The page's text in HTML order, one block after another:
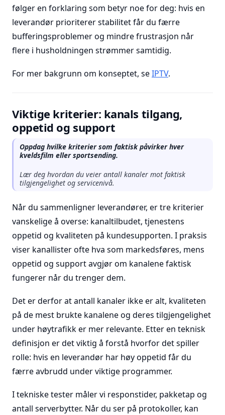
følger en forklaring som betyr noe for deg: hvis en
leverandør prioriterer stabilitet får du færre
bufferingsproblemer og mindre frustrasjon når
flere i husholdningen strømmer samtidig.
For mer bakgrunn om konseptet, seIPTV.
Viktige kriterier: kanals tilgang,
oppetid og support
Oppdag hvilke kriterier som faktisk påvirker hver
kveldsfilm eller sportsending.
Lær deg hvordan du veier antall kanaler mot faktisk
tilgjengelighet og servicenivå.
Når du sammenligner leverandører, er tre kriterier
vanskelige å overse: kanaltilbudet, tjenestens
oppetid og kvaliteten på kundesupporten. I praksis
viser kanallister ofte hva som markedsføres, mens
oppetid og support avgjør om kanalene faktisk
fungerer når du trenger dem.
Det er derfor at antall kanaler ikke er alt, kvaliteten
på de mest brukte kanalene og deres tilgjengelighet
under høytrafikk er mer relevante. Etter en teknisk
definisjon er det viktig å forstå hvorfor det spiller
rolle: hvis en leverandør har høy oppetid får du
færre avbrudd under viktige programmer.
I tekniske tester måler vi responstider, pakketap og
antall serverbytter. Når du ser på protokoller, kan